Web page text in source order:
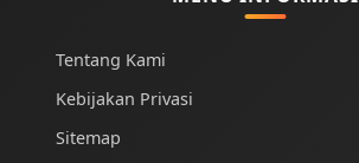
Tentang Kami
Kebijakan Privasi
Sitemap